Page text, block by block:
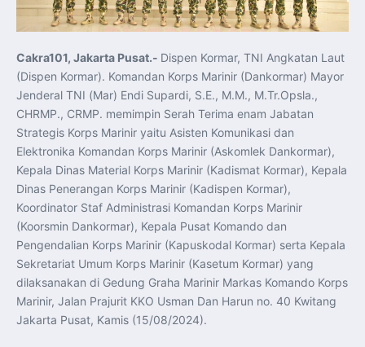
Koordinasi Jaga Stabilitas Keuangan dan Kepercayaan
Pasar
Presiden Prabowo Perkuat Sinergi Perguruan Tinggi dan
KASAL dan Panglima Armada Pasifik Rusia Resmi Buka
Latma ORRUDA 2026
T-50i Golden Eagle TNI AU Meriahkan Pitch Black Mindil
Beach Flying Display 2026
Indonesia dan Turki Sepakati Joint Action Plan 2026–
2027, Perkuat Pasar Kerja Inklusif hingga Transformasi
TNI AU Tingkatkan Kemampuan Personel melalui
Pelatihan Signal Radio untuk Misi Pertahanan Udara dan
Radar
Menkeu Purbaya Instruksikan Penyelarasan Aturan KEK
untuk Perkuat Daya Saing Industri Dalam Negeri
Mentan Amran Pacu Produksi Gula Nasional, Target
Swasembada Gula Putih Dua Tahun dan Tembus 3 Juta
Menlu Sugiono Tekankan Inovasi sebagai Kunci
Penguatan Kerja Sama Konkret ASEAN Plus Three
Latma ORRUDA 2026 di Vladivostok Perkuat Diplomasi
Maritim TNI AL dan Rusia
Latihan DACT di Exercise Pitch Black 2026 Tingkatkan
Kesiapan Tempur Penerbang TNI AU
Menlu Sugiono: “Kekuatan Ekonomi ASEAN-RRT Harus
Menjadi Penopang Stabilitas Kawasan”
ASEAN dan Amerika Serikat Perkuat Kemitraan untuk
Cakra101, Jakarta Pusat.- Dispen Kormar, TNI Angkatan Laut
(Dispen Kormar). Komandan Korps Marinir (Dankormar) Mayor
Jenderal TNI (Mar) Endi Supardi, S.E., M.M., M.Tr.Opsla.,
CHRMP., CRMP. memimpin Serah Terima enam Jabatan
Strategis Korps Marinir yaitu Asisten Komunikasi dan
Elektronika Komandan Korps Marinir (Askomlek Dankormar),
Kepala Dinas Material Korps Marinir (Kadismat Kormar), Kepala
Dinas Penerangan Korps Marinir (Kadispen Kormar),
Koordinator Staf Administrasi Komandan Korps Marinir
(Koorsmin Dankormar), Kepala Pusat Komando dan
Pengendalian Korps Marinir (Kapuskodal Kormar) serta Kepala
Sekretariat Umum Korps Marinir (Kasetum Kormar) yang
dilaksanakan di Gedung Graha Marinir Markas Komando Korps
Marinir, Jalan Prajurit KKO Usman Dan Harun no. 40 Kwitang
Jakarta Pusat, Kamis (15/08/2024).